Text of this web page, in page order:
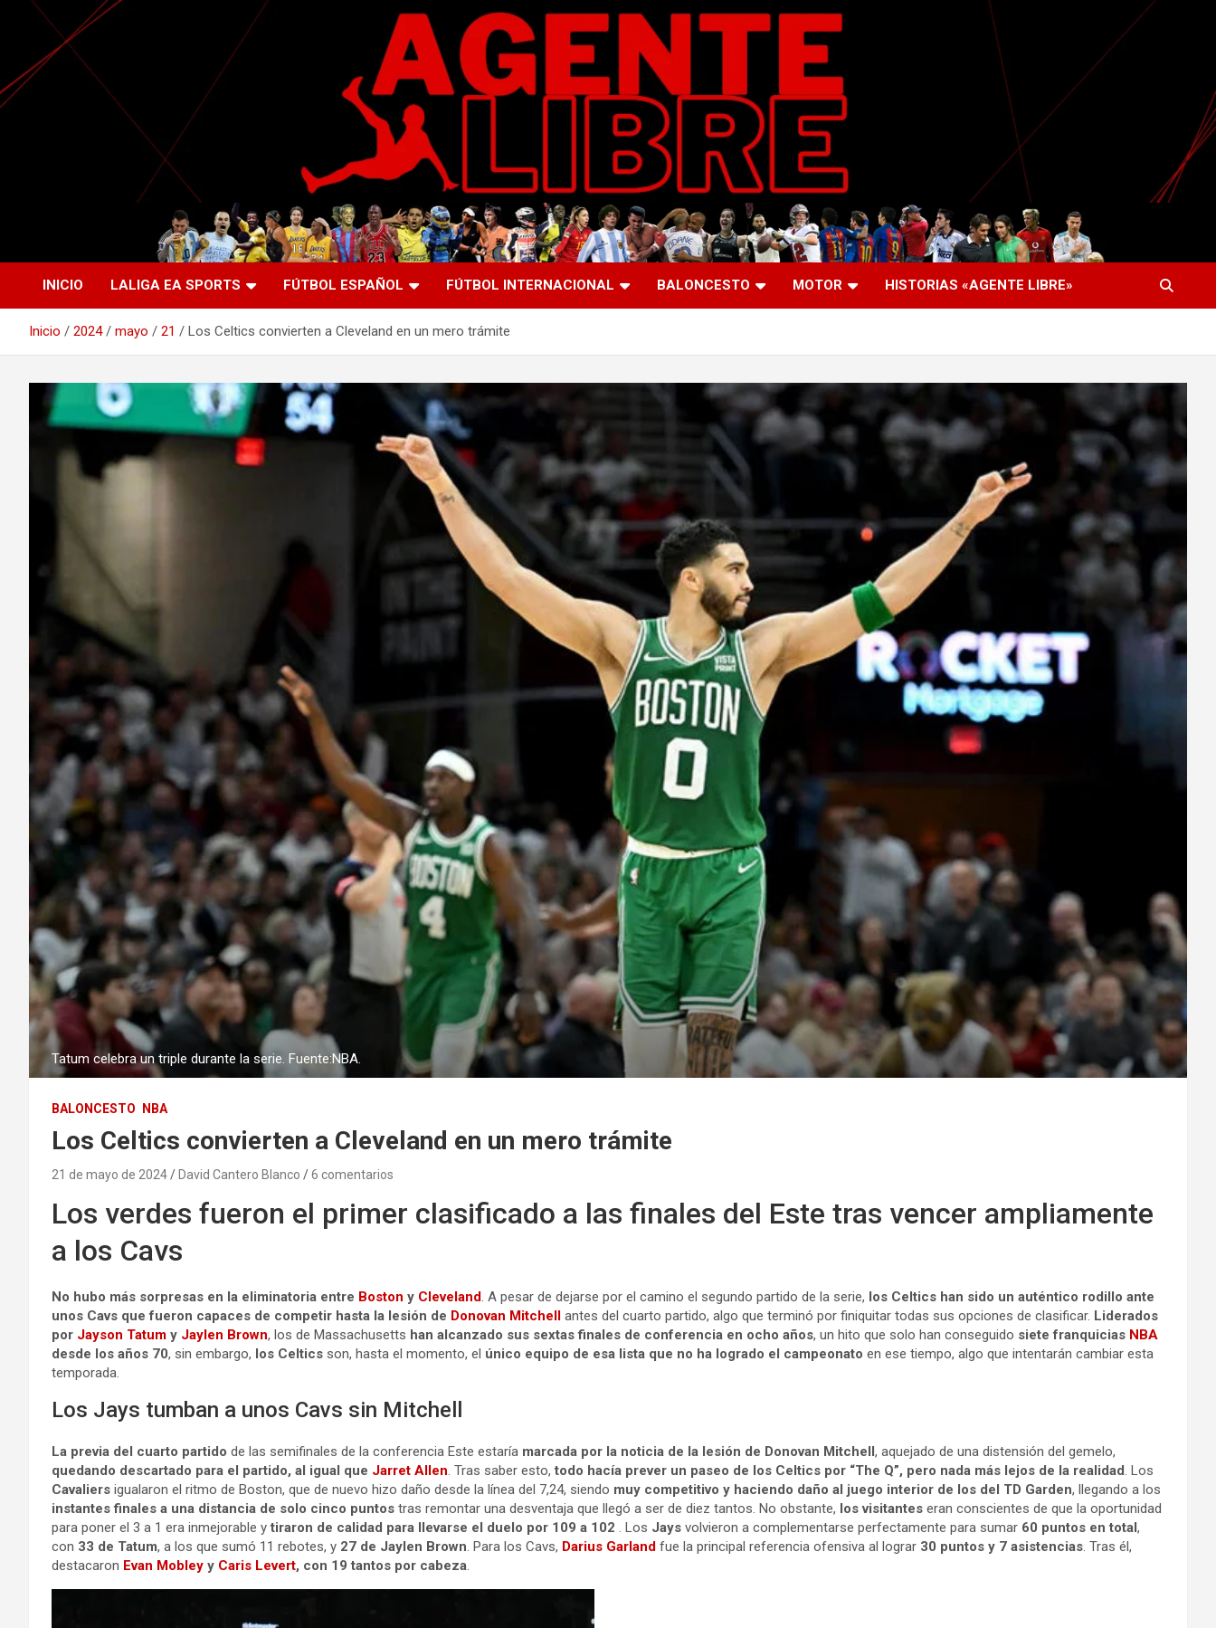
Saltar
contenido
Agente Libre Digital
La nueva generación del periodismo deportivo.
INICIO LALIGA EA SPORTS FÚTBOL ESPAÑOL FÚTBOL INTERNACIONAL BALONCESTO MOTOR HISTORIAS «AGENTE LIBRE»
Inicio 2024 mayo 21 Los Celtics convierten a Cleveland en un mero trámite
Tatum celebra un triple durante la serie. Fuente:NBA.
BALONCESTO NBA
Los Celtics convierten a Cleveland en un mero trámite
21 de mayo de 2024 David Cantero Blanco 6 comentarios
Los verdes fueron el primer clasificado a las finales del Este tras vencer ampliamente
a los Cavs
No hubo más sorpresas en la eliminatoria entre Boston y Cleveland. A pesar de dejarse por el camino el segundo partido de la serie, los Celtics han sido un auténtico rodillo ante
unos Cavs que fueron capaces de competir hasta la lesión de Donovan Mitchell antes del cuarto partido, algo que terminó por finiquitar todas sus opciones de clasificar. Liderados
por Jayson Tatum y Jaylen Brown, los de Massachusetts han alcanzado sus sextas finales de conferencia en ocho años, un hito que solo han conseguido siete franquicias NBA
desde los años 70, sin embargo, los Celtics son, hasta el momento, el único equipo de esa lista que no ha logrado el campeonato en ese tiempo, algo que intentarán cambiar esta
temporada.
Los Jays tumban a unos Cavs sin Mitchell
La previa del cuarto partido de las semifinales de la conferencia Este estaría marcada por la noticia de la lesión de Donovan Mitchell, aquejado de una distensión del gemelo,
quedando descartado para el partido, al igual que Jarret Allen. Tras saber esto,todo hacía prever un paseo de los Celtics por “The Q”, pero nada más lejos de la realidad. Los
Cavaliers igualaron el ritmo de Boston, que de nuevo hizo daño desde la línea del 7,24, siendo muy competitivo y haciendo daño al juego interior de los del TD Garden, llegando a los
instantes finales a una distancia de solo cinco puntos tras remontar una desventaja que llegó a ser de diez tantos. No obstante, los visitantes eran conscientes de que la oportunidad
para poner el 3 a 1 era inmejorable ytiraron de calidad para llevarse el duelo por 109 a 102 . Los Jays volvieron a complementarse perfectamente para sumar 60 puntos en total,
con 33 de Tatum, a los que sumó 11 rebotes, y 27 de Jaylen Brown. Para los Cavs, Darius Garland fue la principal referencia ofensiva al lograr 30 puntos y 7 asistencias. Tras él,
destacaron Evan Mobley y Caris Levert, con 19 tantos por cabeza.